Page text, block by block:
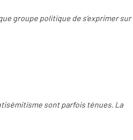
groupe politique de s’exprimer sur
sont parfois ténues. La